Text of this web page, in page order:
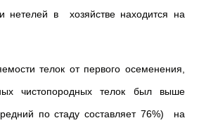
нетелей в хозяйстве находится на
телок от первого осеменения,
чистопородных телок был выше
по стаду составляет 76%) на